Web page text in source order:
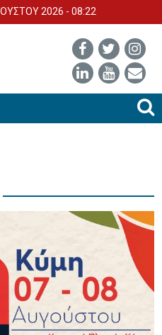
2026 - 08:22